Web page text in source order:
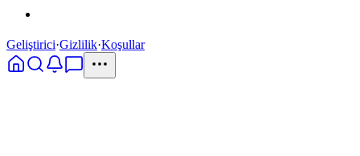
Geliştirici·Gizlilik·Koşullar